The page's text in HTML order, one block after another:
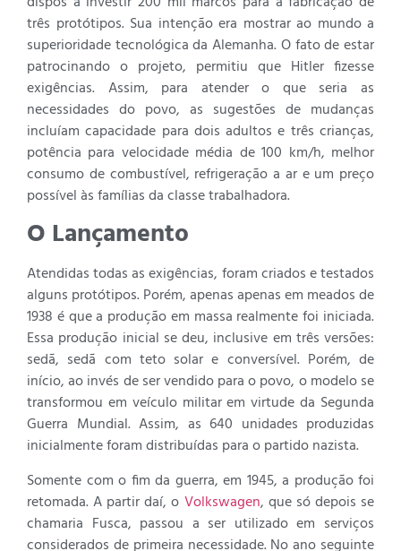
três protótipos. Sua intenção era mostrar ao mundo a
superioridade tecnológica da Alemanha. O fato de estar
patrocinando o projeto, permitiu que Hitler fizesse
exigências. Assim, para atender o que seria as
necessidades do povo, as sugestões de mudanças
incluíam capacidade para dois adultos e três crianças,
potência para velocidade média de 100 km/h, melhor
consumo de combustível, refrigeração a ar e um preço
possível às famílias da classe trabalhadora.
O Lançamento
Atendidas todas as exigências, foram criados e testados
alguns protótipos. Porém, apenas apenas em meados de
1938 é que a produção em massa realmente foi iniciada.
Essa produção inicial se deu, inclusive em três versões:
sedã, sedã com teto solar e conversível. Porém, de
início, ao invés de ser vendido para o povo, o modelo se
transformou em veículo militar em virtude da Segunda
Guerra Mundial. Assim, as 640 unidades produzidas
inicialmente foram distribuídas para o partido nazista.
Somente com o fim da guerra, em 1945, a produção foi
retomada. A partir daí, o Volkswagen, que só depois se
chamaria Fusca, passou a ser utilizado em serviços
considerados de primeira necessidade. No ano seguinte